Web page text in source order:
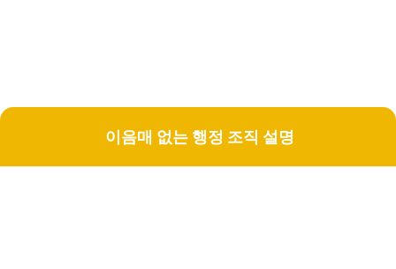
이음매 없는 행정 조직 설명